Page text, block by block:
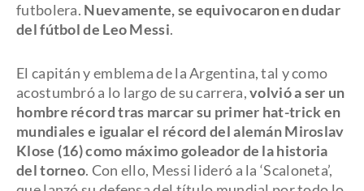
futbolera. Nuevamente, se equivocaron en dudar
del fútbol de Leo Messi.
El capitán y emblema de la Argentina, tal y como
acostumbró a lo largo de su carrera,volvió a ser un
hombre récord tras marcar su primer hat-trick en
mundiales e igualar el récord del alemán Miroslav
Klose (16) como máximo goleador de la historia
del torneo. Con ello, Messi lideró a la ‘Scaloneta’,